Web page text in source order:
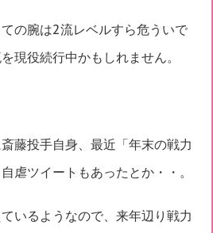
の腕は2流レベルすら危ういで
現役続行中かもしれません。
藤投手自身、最近「年末の戦力
虐ツイートもあったとか・・。
いるようなので、来年辺り戦力